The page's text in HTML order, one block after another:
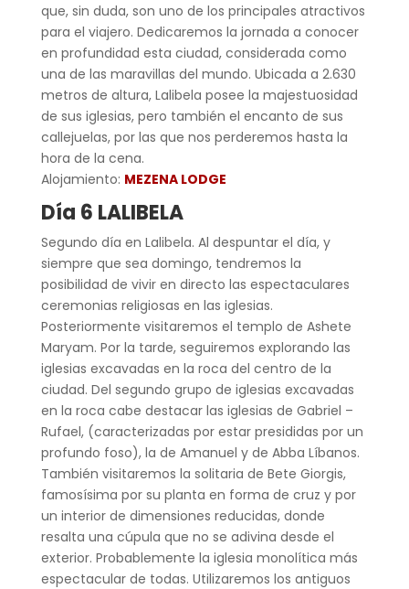
que, sin duda, son uno de los principales atractivos
para el viajero. Dedicaremos la jornada a conocer
en profundidad esta ciudad, considerada como
una de las maravillas del mundo. Ubicada a 2.630
metros de altura, Lalibela posee la majestuosidad
de sus iglesias, pero también el encanto de sus
callejuelas, por las que nos perderemos hasta la
hora de la cena.
Alojamiento: MEZENA LODGE
Día 6 LALIBELA
Segundo día en Lalibela. Al despuntar el día, y
siempre que sea domingo, tendremos la
posibilidad de vivir en directo las espectaculares
ceremonias religiosas en las iglesias.
Posteriormente visitaremos el templo de Ashete
Maryam. Por la tarde, seguiremos explorando las
iglesias excavadas en la roca del centro de la
ciudad. Del segundo grupo de iglesias excavadas
en la roca cabe destacar las iglesias de Gabriel –
Rufael, (caracterizadas por estar presididas por un
profundo foso), la de Amanuel y de Abba Líbanos.
También visitaremos la solitaria de Bete Giorgis,
famosísima por su planta en forma de cruz y por
un interior de dimensiones reducidas, donde
resalta una cúpula que no se adivina desde el
exterior. Probablemente la iglesia monolítica más
espectacular de todas. Utilizaremos los antiguos